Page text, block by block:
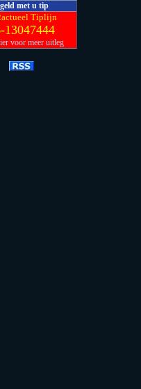
met u tip
Tiplijn
13047444
voor meer uitleg